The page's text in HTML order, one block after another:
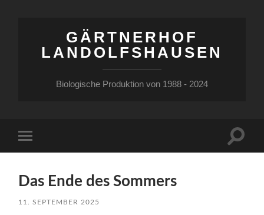
GÄRTNERHOF
LANDOLFSHAUSEN
Biologische Produktion von 1988 - 2024
Menü
Das Ende des Sommers
11. SEPTEMBER 2025